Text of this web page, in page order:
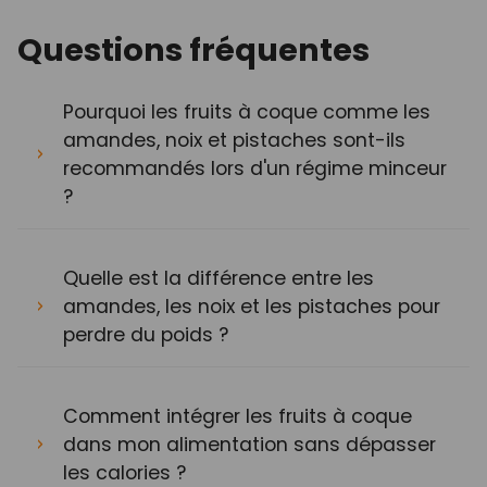
Questions fréquentes
Pourquoi les fruits à coque comme les
amandes, noix et pistaches sont-ils
recommandés lors d'un régime minceur
?
Quelle est la différence entre les
amandes, les noix et les pistaches pour
perdre du poids ?
Comment intégrer les fruits à coque
dans mon alimentation sans dépasser
les calories ?